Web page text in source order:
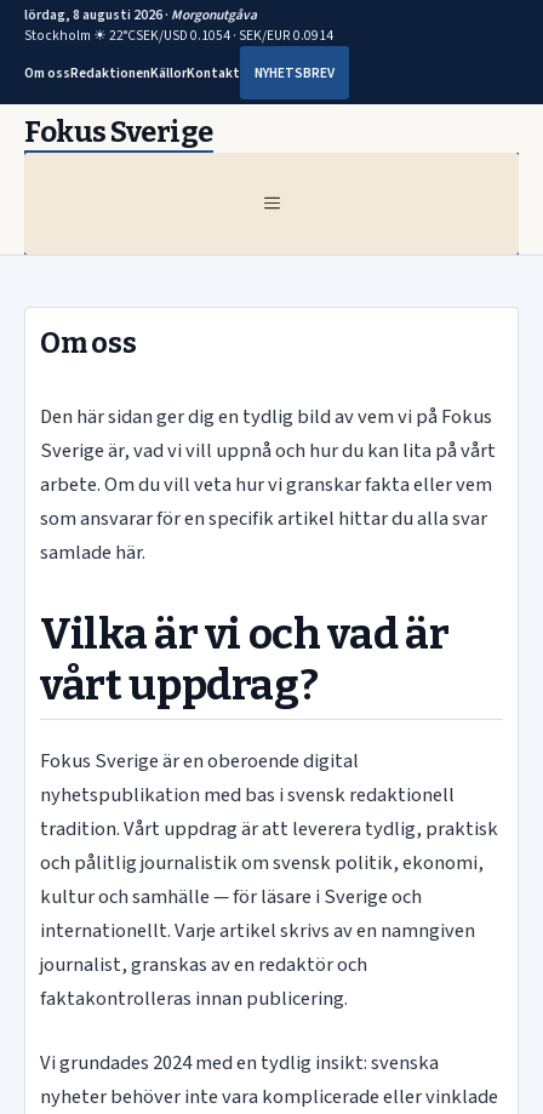
lördag, 8 augusti 2026 · Morgonutgåva
Stockholm ☀ 22°CSEK/USD 0.1054 · SEK/EUR 0.0914
Om ossRedaktionenKällorKontakt NYHETSBREV
Hoppa
tillFokus Sverige
MENY
Om oss
Den här sidan ger dig en tydlig bild av vem vi på Fokus
Sverige är, vad vi vill uppnå och hur du kan lita på vårt
arbete. Om du vill veta hur vi granskar fakta eller vem
som ansvarar för en specifik artikel hittar du alla svar
samlade här.
Vilka är vi och vad är
vårt uppdrag?
Fokus Sverige är en oberoende digital
nyhetspublikation med bas i svensk redaktionell
tradition. Vårt uppdrag är att leverera tydlig, praktisk
och pålitlig journalistik om svensk politik, ekonomi,
kultur och samhälle — för läsare i Sverige och
internationellt. Varje artikel skrivs av en namngiven
journalist, granskas av en redaktör och
faktakontrolleras innan publicering.
Vi grundades 2024 med en tydlig insikt: svenska
nyheter behöver inte vara komplicerade eller vinklade